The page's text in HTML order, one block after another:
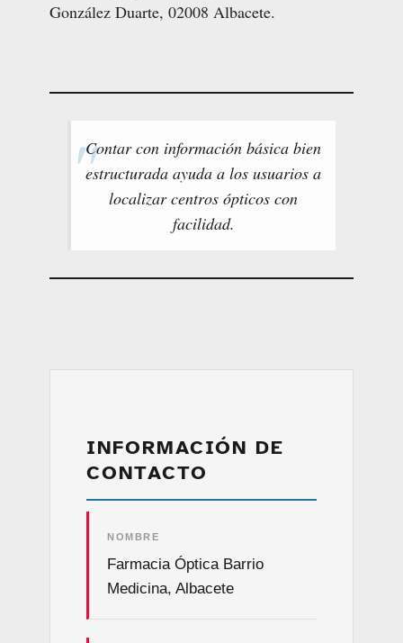
González Duarte, 02008 Albacete.
Contar con información básica bien
estructurada ayuda a los usuarios a
localizar centros ópticos con
facilidad.
INFORMACIÓN DE
CONTACTO
NOMBRE
Farmacia Óptica Barrio
Medicina, Albacete